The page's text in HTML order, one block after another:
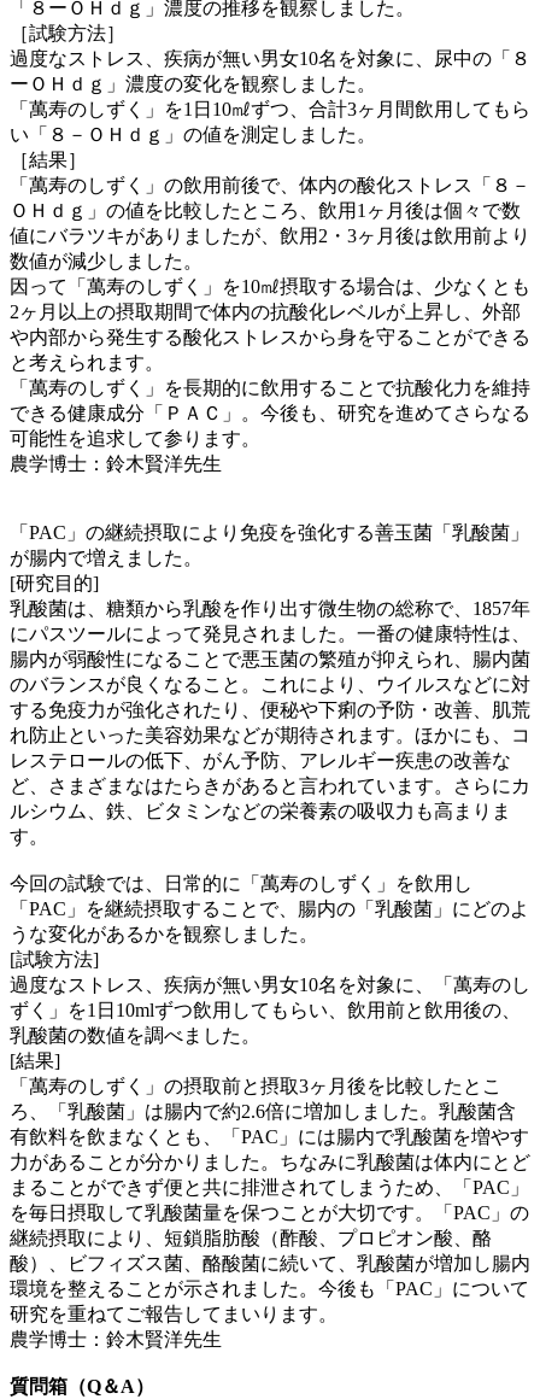
「８ーＯＨｄｇ」濃度の推移を観察しました。
［試験方法］
過度なストレス、疾病が無い男女10名を対象に、尿中の「８
ーＯＨｄｇ」濃度の変化を観察しました。
「萬寿のしずく」を1日10㎖ずつ、合計3ヶ月間飲用してもら
い「８－ＯＨｄｇ」の値を測定しました。
［結果］
「萬寿のしずく」の飲用前後で、体内の酸化ストレス「８－
ＯＨｄｇ」の値を比較したところ、飲用1ヶ月後は個々で数
値にバラツキがありましたが、飲用2・3ヶ月後は飲用前より
数値が減少しました。
因って「萬寿のしずく」を10㎖摂取する場合は、少なくとも
2ヶ月以上の摂取期間で体内の抗酸化レベルが上昇し、外部
や内部から発生する酸化ストレスから身を守ることができる
と考えられます。
「萬寿のしずく」を長期的に飲用することで抗酸化力を維持
できる健康成分「ＰＡＣ」。今後も、研究を進めてさらなる
可能性を追求して参ります。
農学博士：鈴木賢洋先生
「PAC」の継続摂取により免疫を強化する善玉菌「乳酸菌」
が腸内で増えました。
[研究目的]
乳酸菌は、糖類から乳酸を作り出す微生物の総称で、1857年
にパスツールによって発見されました。一番の健康特性は、
腸内が弱酸性になることで悪玉菌の繁殖が抑えられ、腸内菌
のバランスが良くなること。これにより、ウイルスなどに対
する免疫力が強化されたり、便秘や下痢の予防・改善、肌荒
れ防止といった美容効果などが期待されます。ほかにも、コ
レステロールの低下、がん予防、アレルギー疾患の改善な
ど、さまざまなはたらきがあると言われています。さらにカ
ルシウム、鉄、ビタミンなどの栄養素の吸収力も高まりま
す。
今回の試験では、日常的に「萬寿のしずく」を飲用し
「PAC」を継続摂取することで、腸内の「乳酸菌」にどのよ
うな変化があるかを観察しました。
[試験方法]
過度なストレス、疾病が無い男女10名を対象に、「萬寿のし
ずく」を1日10mlずつ飲用してもらい、飲用前と飲用後の、
乳酸菌の数値を調べました。
[結果]
「萬寿のしずく」の摂取前と摂取3ヶ月後を比較したとこ
ろ、「乳酸菌」は腸内で約2.6倍に増加しました。乳酸菌含
有飲料を飲まなくとも、「PAC」には腸内で乳酸菌を増やす
力があることが分かりました。ちなみに乳酸菌は体内にとど
まることができず便と共に排泄されてしまうため、「PAC」
を毎日摂取して乳酸菌量を保つことが大切です。「PAC」の
継続摂取により、短鎖脂肪酸（酢酸、プロピオン酸、酪
酸）、ビフィズス菌、酪酸菌に続いて、乳酸菌が増加し腸内
環境を整えることが示されました。今後も「PAC」について
研究を重ねてご報告してまいります。
農学博士：鈴木賢洋先生
質問箱（Q＆A）